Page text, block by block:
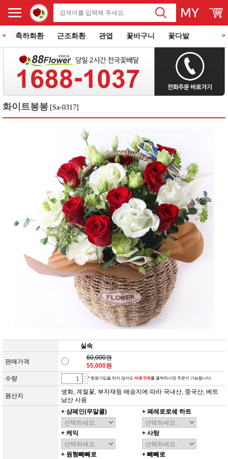
< 축하화환 근조화환 관엽 꽃바구니 꽃다발
동양란 서양란 과일바구니 꽃과 케익 쌀화환
>
화이트봉봉 [Sa-0317]
실속
판매가격
60,000원
55,000원
수량
* 회원가입을 하지 않아도 바로구매를 클릭하시면 주문이 가능합니다.
원산지
생화, 계절꽃, 부자재등 배송지에 따라 국내산, 중국산, 베트
남산 사용
+ 샴페인(무알콜) + 페레로로쉐 하트
+ 케익 + 사탕
+ 원형빼빼로 + 빼빼로